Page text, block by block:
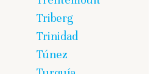
Triberg
Trinidad
Túnez